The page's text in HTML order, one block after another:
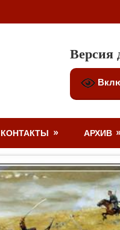
Версия
КОНТАКТЫ АРХИВ